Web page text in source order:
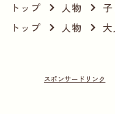
トップ 人物
トップ 人物 大